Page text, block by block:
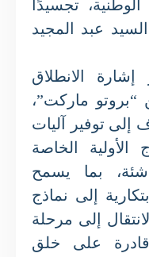
تجسيدًا
عبد المجيد
الانطلاق
“بروتو ماركت”،
إلى توفير آليات
الأولية الخاصة
بما يسمح
إلى نماذج
إلى مرحلة
على خلق